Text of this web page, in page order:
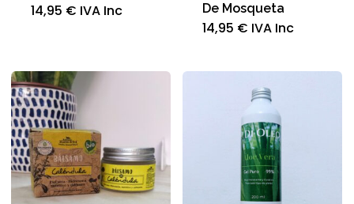
14,95 € IVA Inc
De Mosqueta
14,95 € IVA Inc